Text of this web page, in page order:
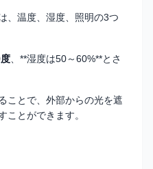
、温度、湿度、照明の3つ
、**湿度は50～60%**とさ
ことで、外部からの光を遮
ことができます。